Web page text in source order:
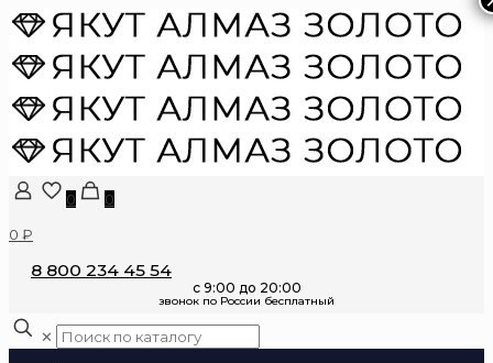
0
0
0 ₽
8 800 234 45 54
✕